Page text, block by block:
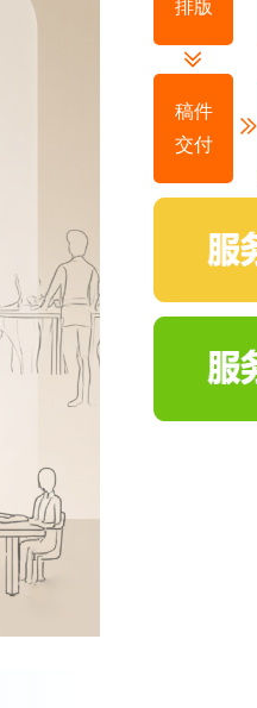
排版
稿件
交付